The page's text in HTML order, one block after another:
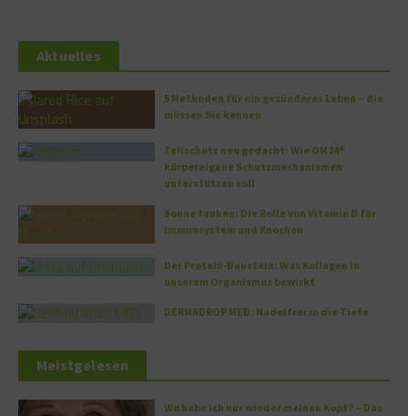
Aktuelles
5 Methoden für ein gesünderes Leben – die
müssen Sie kennen
Zellschutz neu gedacht: Wie OM24®
körpereigene Schutzmechanismen
unterstützen soll
Sonne tanken: Die Rolle von Vitamin D für
Immunsystem und Knochen
Der Protein-Baustein: Was Kollagen in
unserem Organismus bewirkt
DERMADROP MED: Nadelfrei in die Tiefe
Meistgelesen
Wo habe ich nur wieder meinen Kopf? – Das